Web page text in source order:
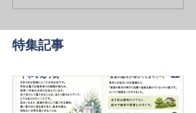
特集記事